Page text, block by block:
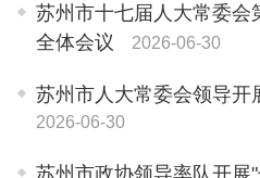
苏州市十七届人大常委会
全体会议
2026-06-30
苏州市人大常委会领导开
2026-06-30
苏州市政协领导率队开展